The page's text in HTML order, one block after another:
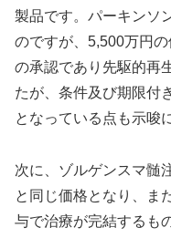
製品です。パーキンソ
のですが、5,500万円
の承認であり先駆的再
たが、条件及び期限付
となっている点も示唆
次に、ゾルゲンスマ髄
と同じ価格となり、ま
与で治療が完結するも